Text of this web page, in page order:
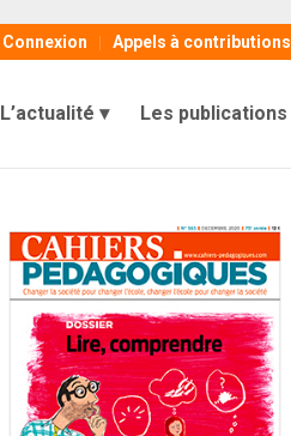
Connexion Appels à contributions
L’actualité Les publications